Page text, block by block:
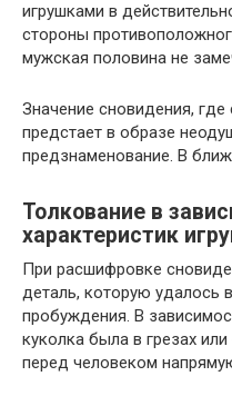
игрушками в
стороны
мужская половина не
Значение сновидения,
предстает в образе
предзнаменование. В
Толкование в
характеристик
При расшифровке
деталь, которую удалось
пробуждения. В
куколка была в грезах
перед человеком